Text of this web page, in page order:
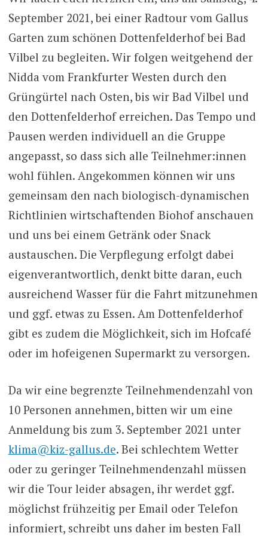
September 2021, bei einer Radtour vom Gallus
Garten zum schönen Dottenfelderhof bei Bad
Vilbel zu begleiten. Wir folgen weitgehend der
Nidda vom Frankfurter Westen durch den
Grüngürtel nach Osten, bis wir Bad Vilbel und
den Dottenfelderhof erreichen. Das Tempo und
Pausen werden individuell an die Gruppe
angepasst, so dass sich alle Teilnehmer:innen
wohl fühlen. Angekommen können wir uns
gemeinsam den nach biologisch-dynamischen
Richtlinien wirtschaftenden Biohof anschauen
und uns bei einem Getränk oder Snack
austauschen. Die Verpflegung erfolgt dabei
eigenverantwortlich, denkt bitte daran, euch
ausreichend Wasser für die Fahrt mitzunehmen
und ggf. etwas zu Essen. Am Dottenfelderhof
gibt es zudem die Möglichkeit, sich im Hofcafé
oder im hofeigenen Supermarkt zu versorgen.
Da wir eine begrenzte Teilnehmendenzahl von
10 Personen annehmen, bitten wir um eine
Anmeldung bis zum 3. September 2021 unter
klima@kiz-gallus.de. Bei schlechtem Wetter
oder zu geringer Teilnehmendenzahl müssen
wir die Tour leider absagen, ihr werdet ggf.
möglichst frühzeitig per Email oder Telefon
informiert, schreibt uns daher im besten Fall